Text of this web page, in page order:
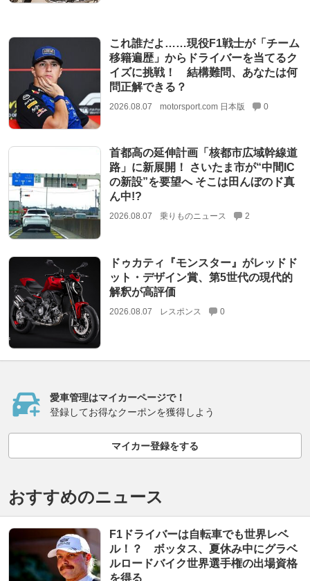
これ誰だよ……現役F1戦士が「チーム
移籍遍歴」からドライバーを当てるク
イズに挑戦！ 結構難問、あなたは何
問正解できる？
2026.08.07 motorsport.com 日本版 0
首都高の延伸計画「核都市広域幹線道
路」に新展開！ さいたま市が“中間IC
の新設”を要望へ そこは田んぼのド真
ん中!?
2026.08.07 乗りものニュース 2
ドゥカティ『モンスター』がレッドド
ット・デザイン賞、第5世代の現代的
解釈が高評価
2026.08.07 レスポンス 0
愛車管理はマイカーページで！
登録してお得なクーポンを獲得しよう
マイカー登録をする
おすすめのニュース
F1ドライバーは自転車でも世界レベ
ル！？ ボッタス、夏休み中にグラベ
ルロードバイク世界選手権の出場資格
を得る